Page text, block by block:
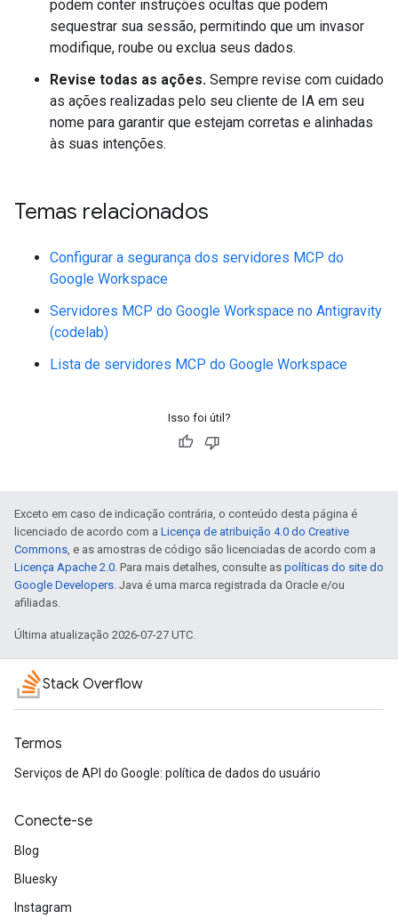
podem conter instruções ocultas que podem
sequestrar sua sessão, permitindo que um invasor
modifique, roube ou exclua seus dados.
Revise todas as ações. Sempre revise com cuidado
as ações realizadas pelo seu cliente de IA em seu
nome para garantir que estejam corretas e alinhadas
às suas intenções.
Temas relacionados
Configurar a segurança dos servidores MCP do
Google Workspace
Servidores MCP do Google Workspace no Antigravity
(codelab)
Lista de servidores MCP do Google Workspace
Isso foi útil?
Exceto em caso de indicação contrária, o conteúdo desta página é
licenciado de acordo com a Licença de atribuição 4.0 do Creative
Commons, e as amostras de código são licenciadas de acordo com a
Licença Apache 2.0. Para mais detalhes, consulte as políticas do site do
Google Developers. Java é uma marca registrada da Oracle e/ou
afiliadas.
Última atualização 2026-07-27 UTC.
Stack Overflow
Termos
Serviços de API do Google: política de dados do usuário
Conecte-se
Blog
Bluesky
Instagram